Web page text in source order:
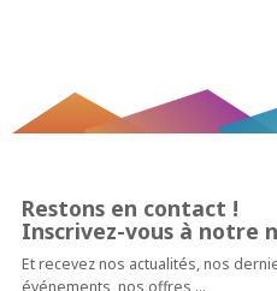
Restons en contact !
Inscrivez-vous à notre
Et recevez nos actualités, nos